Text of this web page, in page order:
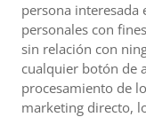
persona interesada
personales con
sin relación con
cualquier botón de
procesamiento de
marketing directo,